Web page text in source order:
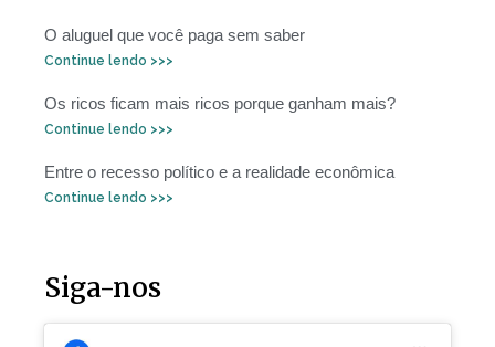
O aluguel que você paga sem saber
Continue lendo >>>
Os ricos ficam mais ricos porque ganham mais?
Continue lendo >>>
Entre o recesso político e a realidade econômica
Continue lendo >>>
Siga-nos